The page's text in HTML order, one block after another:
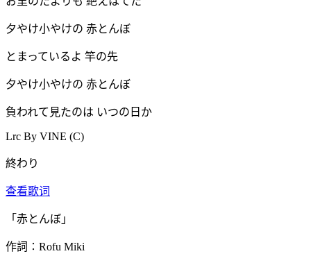
夕やけ小やけの 赤とんぼ
とまっているよ 竿の先
夕やけ小やけの 赤とんぼ
負われて見たのは いつの日か
Lrc By VINE (C)
終わり
查看歌词
「赤とんぼ」
作詞∶Rofu Miki